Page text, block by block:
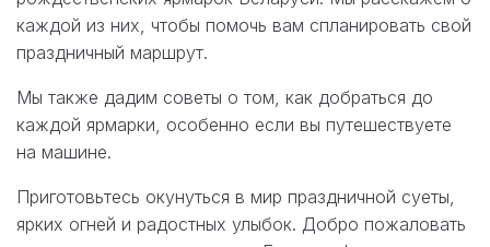
каждой из них, чтобы помочь вам спланировать свой
праздничный маршрут.
Мы также дадим советы о том, как добраться до
каждой ярмарки, особенно если вы путешествуете
на машине.
Приготовьтесь окунуться в мир праздничной суеты,
ярких огней и радостных улыбок. Добро пожаловать